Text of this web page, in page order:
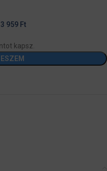
3 959 Ft
kapsz.